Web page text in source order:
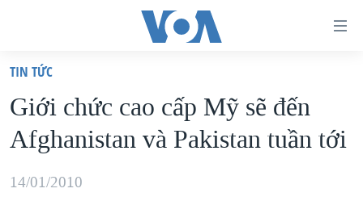
truy
cập
Tới
dung
VIỆT NAM
HOA KỲ
BIỂN ĐÔNG
TIN TỨC
Giới chức cao cấp Mỹ sẽ đến
Afghanistan và Pakistan tuần tới
14/01/2010